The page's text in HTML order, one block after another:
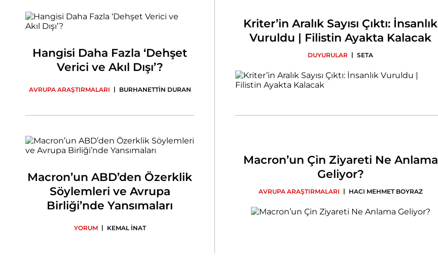
Hangisi Daha Fazla ‘Dehşet
Verici ve Akıl Dışı’?
AVRUPA ARAŞTIRMALARI | BURHANETTİN DURAN
Kriter’in Aralık Sayısı Çıktı: İnsanlık
Vuruldu | Filistin Ayakta Kalacak
DUYURULAR | SETA
Macron’un ABD’den Özerklik
Söylemleri ve Avrupa
Birliği’nde Yansımaları
YORUM | KEMAL İNAT
Macron’un Çin Ziyareti Ne Anlama
Geliyor?
AVRUPA ARAŞTIRMALARI | HACI MEHMET BOYRAZ